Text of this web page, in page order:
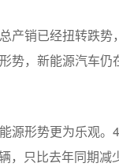
产销已经扭转跌势
势，新能源汽车仍
源形势更为乐观。
，只比去年同期减